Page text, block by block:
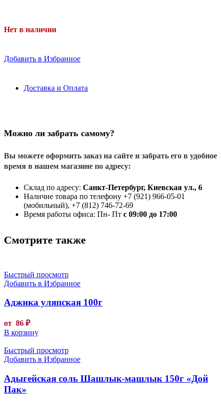
Нет в наличии
Добавить в Избранное
Доставка и Оплата
Можно ли забрать самому?
Вы можете оформить заказ на сайте и забрать его в удобное
время в нашем магазине по адресу:
Склад по адресу: Санкт-Петербург, Киевская ул., 6
Наличие товара по телефону +7 (921) 966-05-01
(мобильный), +7 (812) 746-72-69
Время работы офиса: Пн- Пт с 09:00 до 17:00
Смотрите также
Быстрый просмотр
Добавить в Избранное
Аджика уляпская 100г
от 86 ₽
В корзину
Быстрый просмотр
Добавить в Избранное
Адыгейская соль Шашлык-машлык 150г «Дой
Пак»